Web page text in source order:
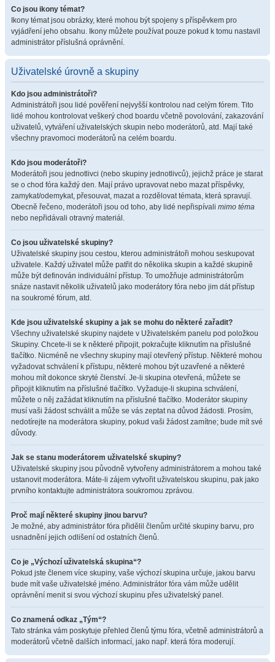
Co jsou ikony témat?
Ikony témat jsou obrázky, které mohou být spojeny s příspěvkem pro
vyjádření jeho obsahu. Ikony můžete používat pouze pokud k tomu nastavil
administrátor příslušná oprávnění.
Uživatelské úrovně a skupiny
Kdo jsou administrátoři?
Administrátoři jsou lidé pověření nejvyšší kontrolou nad celým fórem. Tito
lidé mohou kontrolovat veškerý chod boardu včetně povolování, zakazování
uživatelů, vytváření uživatelských skupin nebo moderátorů, atd. Mají také
všechny pravomoci moderátorů na celém boardu.
Kdo jsou moderátoři?
Moderátoři jsou jednotlivci (nebo skupiny jednotlivců), jejichž práce je starat
se o chod fóra každý den. Mají právo upravovat nebo mazat příspěvky,
zamykat/odemykat, přesouvat, mazat a rozdělovat témata, která spravují.
Obecně řečeno, moderátoři jsou od toho, aby lidé nepřispívali mimo téma
nebo nepřidávali otravný materiál.
Co jsou uživatelské skupiny?
Uživatelské skupiny jsou cestou, kterou administrátoři mohou seskupovat
uživatele. Každý uživatel může patřit do několika skupin a každé skupině
může být definován individuální přístup. To umožňuje administrátorům
snáze nastavit několik uživatelů jako moderátory fóra nebo jim dát přístup
na soukromé fórum, atd.
Kde jsou uživatelské skupiny a jak se mohu do některé zařadit?
Všechny uživatelské skupiny najdete v Uživatelském panelu pod položkou
Skupiny. Chcete-li se k některé připojit, pokračujte kliknutím na příslušné
tlačítko. Nicméně ne všechny skupiny mají otevřený přístup. Některé mohou
vyžadovat schválení k přístupu, některé mohou být uzavřené a některé
mohou mít dokonce skryté členství. Je-li skupina otevřená, můžete se
připojit kliknutím na příslušné tlačítko. Vyžaduje-li skupina schválení,
můžete o něj zažádat kliknutím na příslušné tlačítko. Moderátor skupiny
musí vaši žádost schválit a může se vás zeptat na důvod žádosti. Prosím,
nedotírejte na moderátora skupiny, pokud vaši žádost zamítne; bude mít své
důvody.
Jak se stanu moderátorem uživatelské skupiny?
Uživatelské skupiny jsou původně vytvořeny administrátorem a mohou také
ustanovit moderátora. Máte-li zájem vytvořit uživatelskou skupinu, pak jako
prvního kontaktujte administrátora soukromou zprávou.
Proč mají některé skupiny jinou barvu?
Je možné, aby administrátor fóra přidělil členům určité skupiny barvu, pro
usnadnění jejich odlišení od ostatních členů.
Co je „Výchozí uživatelská skupina“?
Pokud jste členem více skupiny, vaše výchozí skupina určuje, jakou barvu
bude mít vaše uživatelské jméno. Administrátor fóra vám může udělit
oprávnění menit si svou výchozí skupinu přes uživatelský panel.
Co znamená odkaz „Tým“?
Tato stránka vám poskytuje přehled členů týmu fóra, včetně administrátorů a
moderátorů včetně dalších informací, jako např. která fóra moderují.